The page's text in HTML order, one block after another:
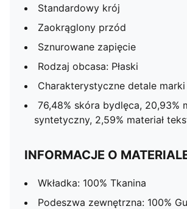
Standardowy krój
Zaokrąglony przód
Sznurowane zapięcie
Rodzaj obcasa: Płaski
Charakterystyczne detale marki
76,48% skóra bydlęca, 20,93%
syntetyczny, 2,59% materiał
INFORMACJE O
Wkładka: 100% Tkanina
Podeszwa zewnętrzna: 100%